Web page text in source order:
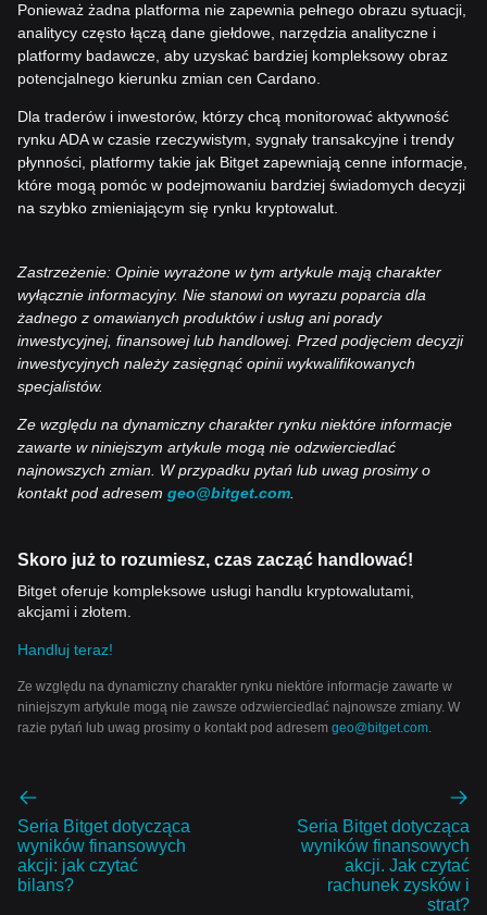
Ponieważ żadna platforma nie zapewnia pełnego obrazu sytuacji,
analitycy często łączą dane giełdowe, narzędzia analityczne i
platformy badawcze, aby uzyskać bardziej kompleksowy obraz
potencjalnego kierunku zmian cen Cardano.
Dla traderów i inwestorów, którzy chcą monitorować aktywność
rynku ADA w czasie rzeczywistym, sygnały transakcyjne i trendy
płynności, platformy takie jak Bitget zapewniają cenne informacje,
które mogą pomóc w podejmowaniu bardziej świadomych decyzji
na szybko zmieniającym się rynku kryptowalut.
Zastrzeżenie: Opinie wyrażone w tym artykule mają charakter
wyłącznie informacyjny. Nie stanowi on wyrazu poparcia dla
żadnego z omawianych produktów i usług ani porady
inwestycyjnej, finansowej lub handlowej. Przed podjęciem decyzji
inwestycyjnych należy zasięgnąć opinii wykwalifikowanych
specjalistów.
Ze względu na dynamiczny charakter rynku niektóre informacje
zawarte w niniejszym artykule mogą nie odzwierciedlać
najnowszych zmian. W przypadku pytań lub uwag prosimy o
kontakt pod adresem geo@bitget.com
Skoro już to rozumiesz, czas zacząć handlować!
Bitget oferuje kompleksowe usługi handlu kryptowalutami,
akcjami i złotem.
Handluj teraz!
Ze względu na dynamiczny charakter rynku niektóre informacje zawarte w
niniejszym artykule mogą nie zawsze odzwierciedlać najnowsze zmiany. W
razie pytań lub uwag prosimy o kontakt pod adresem geo@bitget.com.
Seria Bitget dotycząca
wyników finansowych
akcji: jak czytać
bilans?
Seria Bitget dotycząca
wyników finansowych
akcji. Jak czytać
rachunek zysków i
strat?